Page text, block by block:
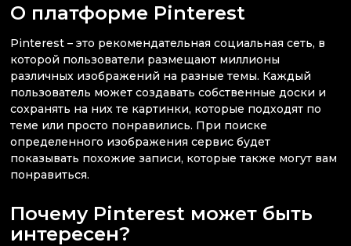
О платформе Pinterest
Pinterest – это рекомендательная социальная сеть, в
которой пользователи размещают миллионы
различных изображений на разные темы. Каждый
пользователь может создавать собственные доски и
сохранять на них те картинки, которые подходят по
теме или просто понравились. При поиске
определенного изображения сервис будет
показывать похожие записи, которые также могут вам
понравиться.
Почему Pinterest может быть
интересен?